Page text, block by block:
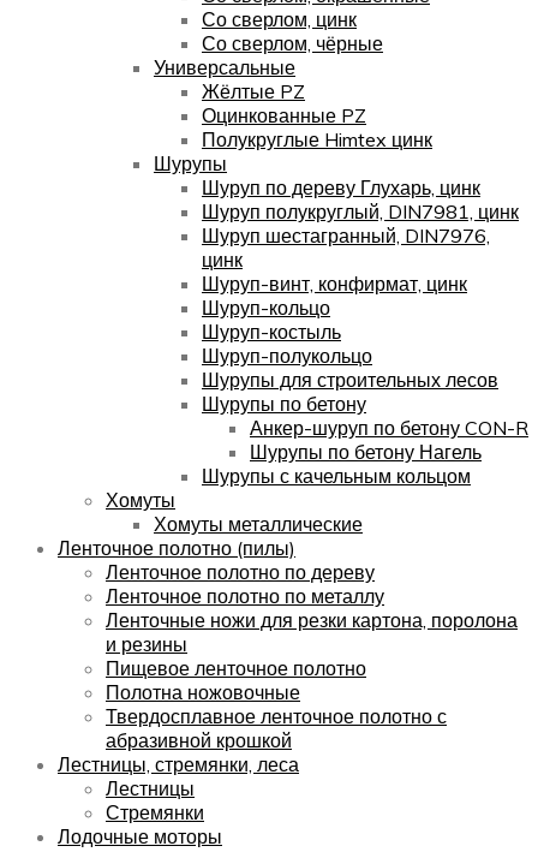
Со сверлом, цинк
Со сверлом, чёрные
Универсальные
Жёлтые PZ
Оцинкованные PZ
Полукруглые Himtex цинк
Шурупы
Шуруп по дереву Глухарь, цинк
Шуруп полукруглый, DIN7981, цинк
Шуруп шестагранный, DIN7976,
цинк
Шуруп-винт, конфирмат, цинк
Шуруп-кольцо
Шуруп-костыль
Шуруп-полукольцо
Шурупы для строительных лесов
Шурупы по бетону
Анкер-шуруп по бетону CON-R
Шурупы по бетону Нагель
Шурупы с качельным кольцом
Хомуты
Хомуты металлические
Ленточное полотно (пилы)
Ленточное полотно по дереву
Ленточное полотно по металлу
Ленточные ножи для резки картона, поролона
и резины
Пищевое ленточное полотно
Полотна ножовочные
Твердосплавное ленточное полотно с
абразивной крошкой
Лестницы, стремянки, леса
Лестницы
Стремянки
Лодочные моторы